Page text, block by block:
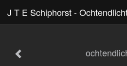
J T E Schiphorst -